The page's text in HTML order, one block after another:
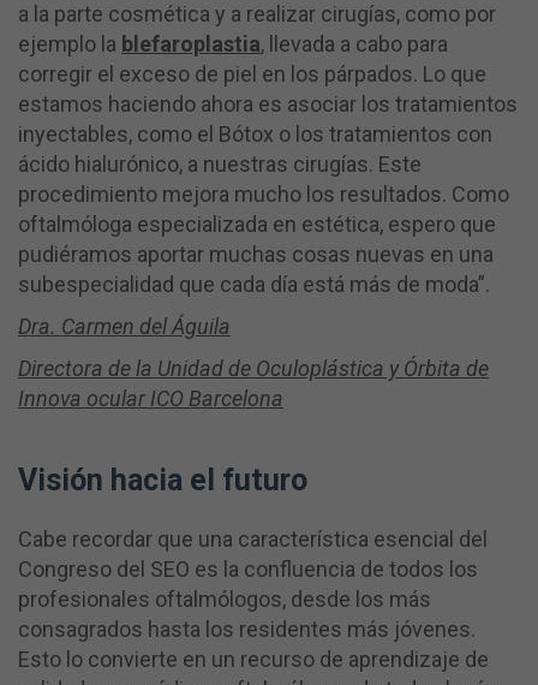
a la parte cosmética y a realizar cirugías, como por
ejemplo la blefaroplastia, llevada a cabo para
corregir el exceso de piel en los párpados. Lo que
estamos haciendo ahora es asociar los tratamientos
inyectables, como el Bótox o los tratamientos con
ácido hialurónico, a nuestras cirugías. Este
procedimiento mejora mucho los resultados. Como
oftalmóloga especializada en estética, espero que
pudiéramos aportar muchas cosas nuevas en una
subespecialidad que cada día está más de moda”.
Dra. Carmen del Águila
Directora de la Unidad de Oculoplástica y Órbita de
Innova ocular ICO Barcelona
Visión hacia el futuro
Cabe recordar que una característica esencial del
Congreso del SEO es la confluencia de todos los
profesionales oftalmólogos, desde los más
consagrados hasta los residentes más jóvenes.
Esto lo convierte en un recurso de aprendizaje de